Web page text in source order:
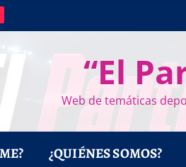
“El
Web de temáticas
¿QUIÉNES SOMOS?